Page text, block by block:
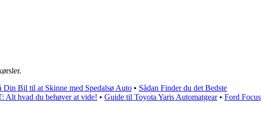
Bil til at Skinne med Spedalsø Auto • Sådan Finder du det Bedste
Alt hvad du behøver at vide! • Guide til Toyota Yaris Automatgear• Ford Focus